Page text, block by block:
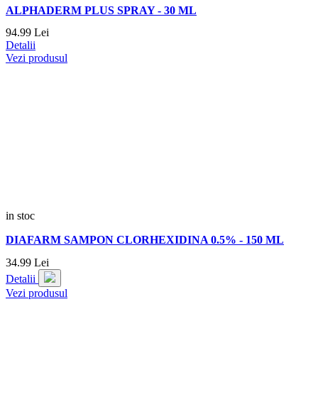
ALPHADERM PLUS SPRAY - 30 ML
94.99 Lei
Detalii
Vezi produsul
in stoc
DIAFARM SAMPON CLORHEXIDINA 0.5% - 150 ML
34.99 Lei
Detalii
Vezi produsul